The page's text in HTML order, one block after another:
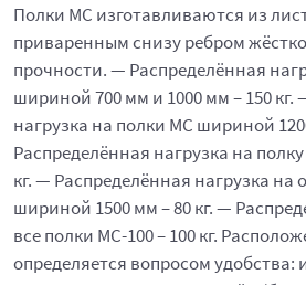
Полки МС изготавливаются из
приваренным снизу ребром
прочности. — Распределённая
шириной 700 мм и 1000 мм – 150 кг.
нагрузка на полки МС шириной
Распределённая нагрузка на
кг. — Распределённая нагрузка на
шириной 1500 мм – 80 кг. —
все полки МС-100 – 100 кг.
определяется вопросом удобства: